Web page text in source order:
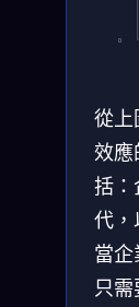
0
從上
效應
括：
代，
當
只